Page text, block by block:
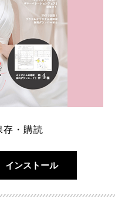
存・購読
インストール